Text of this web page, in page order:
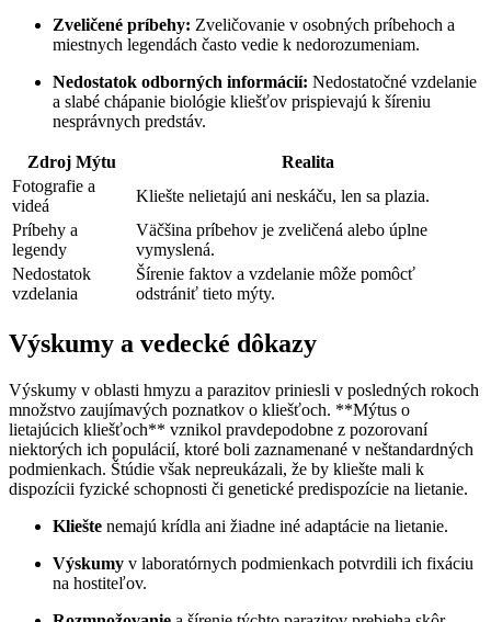
Zveličené príbehy: Zveličovanie v osobných príbehoch a
miestnych legendách často vedie k nedorozumeniam.
Nedostatok odborných informácií: Nedostatočné vzdelanie
a slabé⁢ chápanie biológie kliešťov ‌prispievajú k⁤ šíreniu
nesprávnych‍ predstáv.
Zdroj ⁢Mýtu
Realita
Fotografie a
videá
Kliešte nelietajú ani neskáču, len sa ‍plazia.
Príbehy a ​
legendy
Väčšina príbehov ‍je zveličená ⁢alebo úplne
⁢vymyslená.
Nedostatok
vzdelania
Šírenie faktov a ‍vzdelanie môže ⁢pomôcť
odstrániť ‌tieto mýty.
Výskumy a vedecké dôkazy
Výskumy v oblasti hmyzu a ⁢parazitov priniesli⁣ v posledných rokoch
množstvo zaujímavých poznatkov o kliešťoch. **Mýtus o
lietajúcich kliešťoch** vznikol pravdepodobne z pozorovaní
niektorých ich populácií, ktoré boli ‌zaznamenané⁣ v neštandardných
podmienkach. Štúdie⁤ však nepreukázali, že by kliešte mali k⁢
dispozícii fyzické schopnosti či⁣ genetické predispozície na lietanie.
Kliešte ​nemajú krídla ani žiadne iné adaptácie na lietanie.
Výskumy v laboratórnych⁤ podmienkach ⁤potvrdili ⁣ich fixáciu
na hostiteľov.